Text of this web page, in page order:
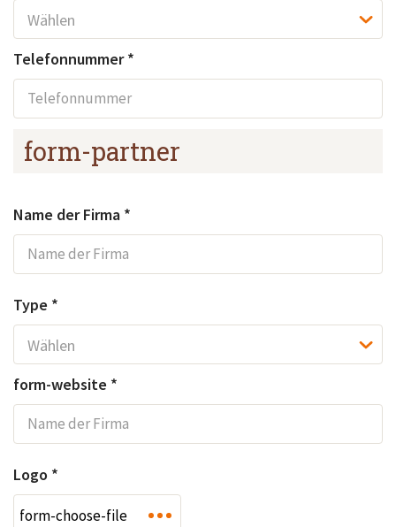
Telefonnummer *
form-partner
Name der Firma *
Type *
form-website *
Logo *
form-choose-file